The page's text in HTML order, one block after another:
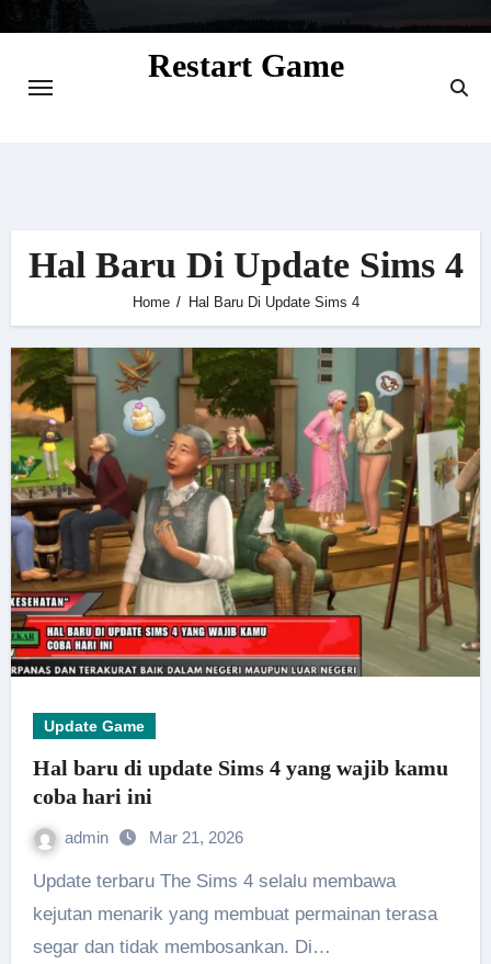
Restart Game
Hal Baru Di Update Sims 4
Home Hal Baru Di Update Sims 4
Update Game
Hal baru di update Sims 4 yang wajib kamu
coba hari ini
admin Mar 21, 2026
Update terbaru The Sims 4 selalu membawa
kejutan menarik yang membuat permainan terasa
segar dan tidak membosankan. Di…